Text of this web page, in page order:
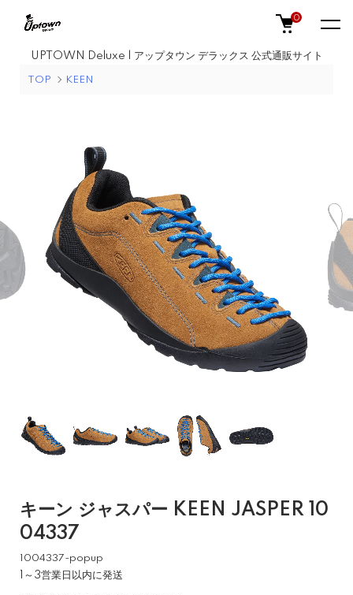
UPTOWN Deluxe | アップタウン デラックス 公式通販サイト
0
TOP KEEN
キーン ジャスパー KEEN JASPER 10
04337
1004337-popup
1～3営業日以内に発送